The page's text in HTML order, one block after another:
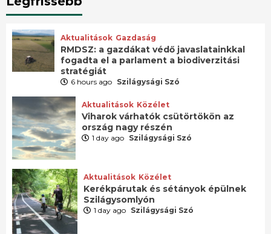
Aktualitások Gazdaság
RMDSZ: a gazdákat védő javaslatainkkal
fogadta el a parlament a biodiverzitási
stratégiát
6 hours ago Szilágysági Szó
Aktualitások Közélet
Viharok várhatók csütörtökön az
ország nagy részén
1 day ago Szilágysági Szó
Aktualitások Közélet
Kerékpárutak és sétányok épülnek
Szilágysomlyón
1 day ago Szilágysági Szó